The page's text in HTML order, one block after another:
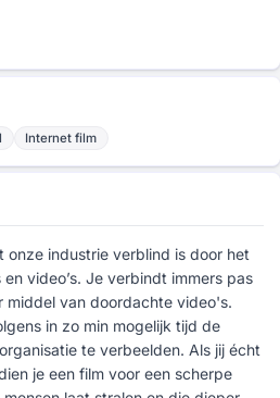
Internet film
onze industrie verblind is door het
video’s. Je verbindt immers pas
middel van doordachte video's.
in zo min mogelijk tijd de
te verbeelden. Als jij écht
je een film voor een scherpe